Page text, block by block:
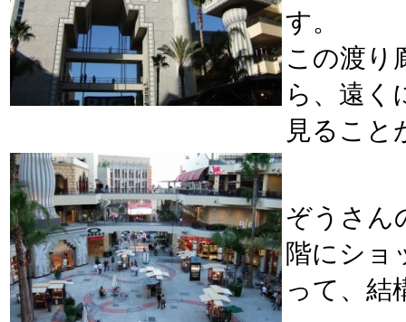
す。
この渡り
ら、遠く
見ること
ぞうさん
階にショ
って、結